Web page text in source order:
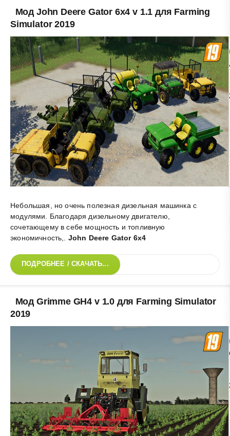
Мод John Deere Gator 6x4 v 1.1 для Farming
Simulator 2019
Небольшая, но очень полезная дизельная машинка с
модулями. Благодаря дизельному двигателю,
сочетающему в себе мощность и топливную
экономичность,
John Deere Gator 6x4
ПОДРОБНЕЕ / СКАЧАТЬ...
Мод Grimme GH4 v 1.0 для Farming Simulator
2019